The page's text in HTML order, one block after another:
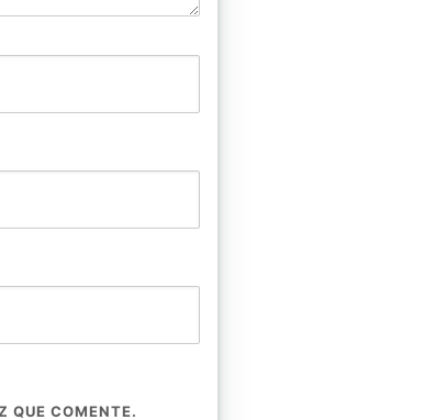
QUE COMENTE.